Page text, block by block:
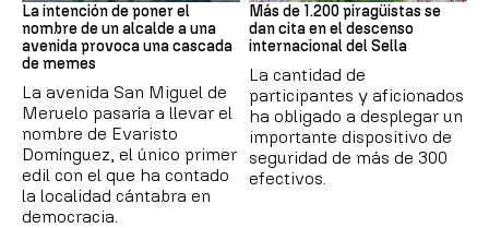
La intención de poner el
nombre de un alcalde a una
avenida provoca una cascada
de memes
La avenida San Miguel de
Meruelo pasaría a llevar el
nombre de Evaristo
Domínguez, el único primer
edil con el que ha contado
la localidad cántabra en
democracia.
Más de 1.200 piragüistas se
dan cita en el descenso
internacional del Sella
La cantidad de
participantes y aficionados
ha obligado a desplegar un
importante dispositivo de
seguridad de más de 300
efectivos.